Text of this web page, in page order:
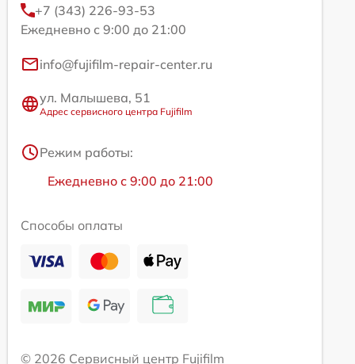
+7 (343) 226-93-53
Ежедневно с 9:00 до 21:00
info@fujifilm-repair-center.ru
ул. Малышева, 51
Адрес сервисного центра Fujifilm
Режим работы:
Ежедневно с 9:00 до 21:00
Способы оплаты
© 2026 Сервисный центр Fujifilm